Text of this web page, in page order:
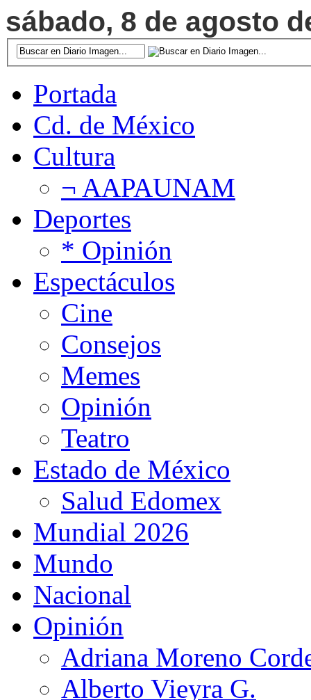
sábado, 8 de agosto
Portada
Cd. de México
Cultura
¬ AAPAUNAM
Deportes
* Opinión
Espectáculos
Cine
Consejos
Memes
Opinión
Teatro
Estado de México
Salud Edomex
Mundial 2026
Mundo
Nacional
Opinión
Adriana Moreno
Alberto Vieyra G.